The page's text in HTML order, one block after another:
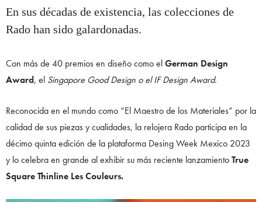
En sus décadas de existencia, las colecciones de
Rado han sido galardonadas.
Con más de 40 premios en diseño como elGerman Design
Award, el Singapore Good Design o el IF Design Award.
Reconocida en el mundo como “El Maestro de los Materiales” por la
calidad de sus piezas y cualidades, la relojera Rado participa en la
décimo quinta edición de la plataforma Desing Week Mexico 2023
y lo celebra en grande al exhibir su más reciente lanzamientoTrue
Square Thinline Les Couleurs.